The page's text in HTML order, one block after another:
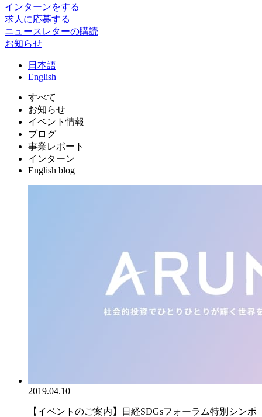
インターンをする
求人に応募する
ニュースレターの購読
お知らせ
日 本語
English
すべて
お知らせ
イベント情報
ブログ
事業レポート
インターン
English blog
2019.04.10
【イベントのご案内】日経SDGsフォーラム特別シンポ